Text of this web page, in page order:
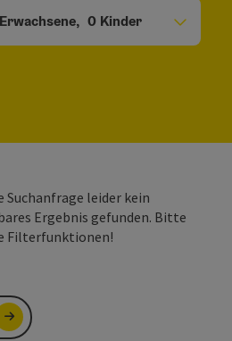
Personenfelder
Erwachsene, 0 Kinder
Suchanfrage leider kein
Ergebnis gefunden. Bitte
Filterfunktionen!